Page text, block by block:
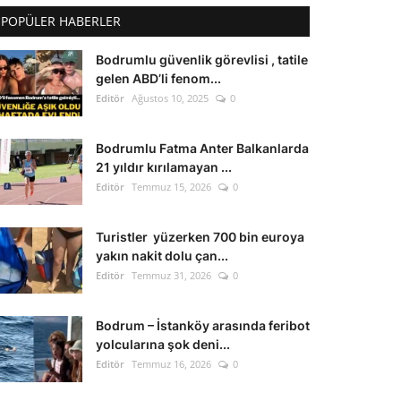
POPÜLER HABERLER
Bodrumlu güvenlik görevlisi , tatile
gelen ABD’li fenom...
Editör Ağustos 10, 2025 0
Bodrumlu Fatma Anter Balkanlarda
21 yıldır kırılamayan ...
Editör Temmuz 15, 2026 0
Turistler yüzerken 700 bin euroya
yakın nakit dolu çan...
Editör Temmuz 31, 2026 0
Bodrum – İstanköy arasında feribot
yolcularına şok deni...
Editör Temmuz 16, 2026 0